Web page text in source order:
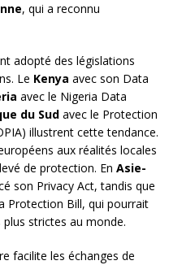
, qui a reconnu
adopté des législations
Le Kenya avec son Data
avec le Nigeria Data
du Sud avec le Protection
illustrent cette tendance.
aux réalités locales
de protection. En Asie-
son Privacy Act, tandis que
Protection Bill, qui pourrait
plus strictes au monde.
facilite les échanges de